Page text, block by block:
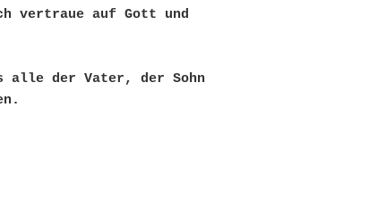
vertraue auf Gott und
alle der Vater, der Sohn